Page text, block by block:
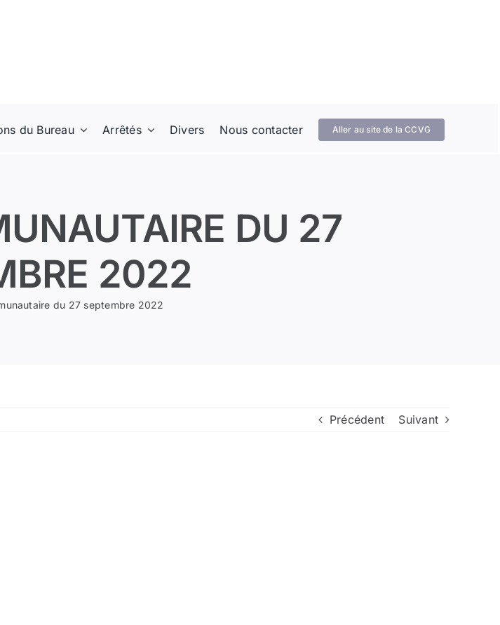
du Bureau Arrêtés Divers Nous contacter Aller au site de la CCVG
DU 27
2022
du 27 septembre 2022
Précédent Suivant